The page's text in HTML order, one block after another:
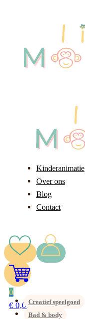
Kinderanimatie
Over ons
Blog
Contact
0
€ 0,00Creatief speelgoed
Bad & body